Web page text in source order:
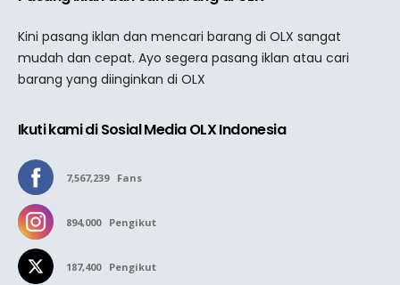
Kini pasang iklan dan mencari barang di OLX sangat
mudah dan cepat. Ayo segera pasang iklan atau cari
barang yang diinginkan di OLX
Ikuti kami di Sosial Media OLX Indonesia
7,567,239 Fans
894,000 Pengikut
187,400 Pengikut